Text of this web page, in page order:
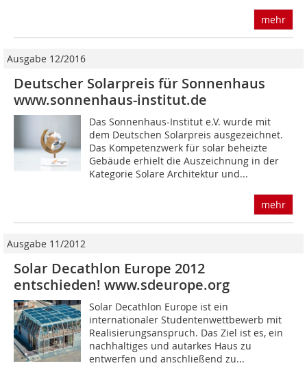
mehr
Ausgabe 12/2016
Deutscher Solarpreis für Sonnenhaus
www.sonnenhaus-institut.de
Das Sonnenhaus-Institut e.V. wurde mit
dem Deutschen Solarpreis ausgezeichnet.
Das Kompetenzwerk für solar beheizte
Gebäude erhielt die Auszeichnung in der
Kategorie Solare Architektur und...
mehr
Ausgabe 11/2012
Solar Decathlon Europe 2012
entschieden! www.sdeurope.org
Solar Decathlon Europe ist ein
internationaler Studentenwettbewerb mit
Realisierungsanspruch. Das Ziel ist es, ein
nachhaltiges und autarkes Haus zu
entwerfen und an­schlie­­­­­­­ßend zu...